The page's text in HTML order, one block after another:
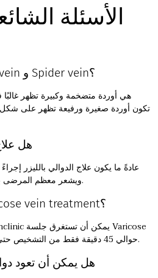
الأسئلة
ما الفرق بين Varicose vein و Spider vein؟
هل
عادةً ما يكون علاج الدوالي بالليزر
ويشعر معظم المرضى بانزعاج بسيط فقط أثناء الإجراء.
كم تستغرق جلسة Varicose vein treatment؟
vein treatment حوالي 45 دقيقة فقط من التشخيص حتى انتهاء العلاج.
هل يمكن أن تعود